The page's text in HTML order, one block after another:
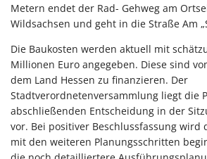
Metern endet der Rad- Gehweg am
Wildsachsen und geht in die Straße Am
Die Baukosten werden aktuell mit
Millionen Euro angegeben. Diese sind
dem Land Hessen zu finanzieren. Der
Stadtverordnetenversammlung liegt die
abschließenden Entscheidung in der
vor. Bei positiver Beschlussfassung wird
mit den weiteren Planungsschritten